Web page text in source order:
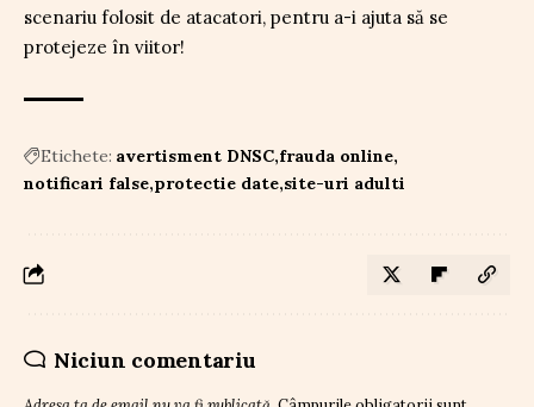
scenariu folosit de atacatori, pentru a-i ajuta să se
protejeze în viitor!
Etichete: avertisment DNSC frauda online
notificari false protectie date site-uri adulti
Niciun comentariu